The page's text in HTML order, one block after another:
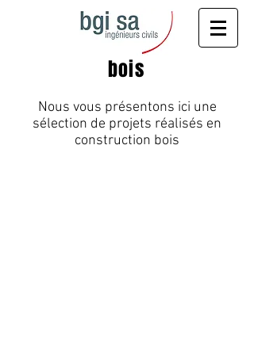
bois
Nous vous présentons ici une
sélection de projets réalisés en
construction bois